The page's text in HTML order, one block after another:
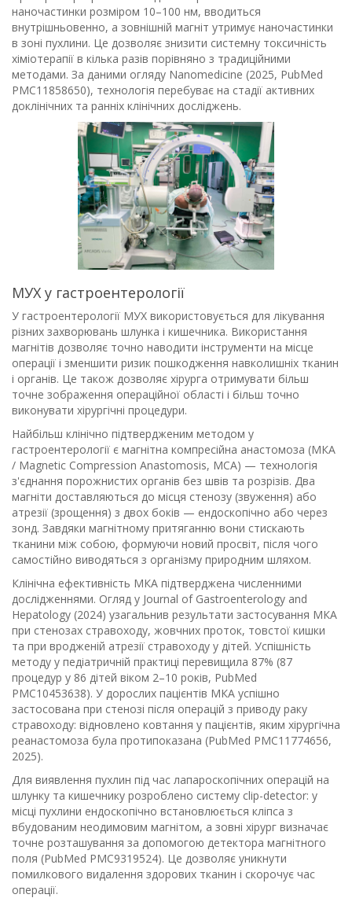
наночастинки розміром 10–100 нм, вводиться
внутрішньовенно, а зовнішній магніт утримує наночастинки
в зоні пухлини. Це дозволяє знизити системну токсичність
хіміотерапії в кілька разів порівняно з традиційними
методами. За даними огляду Nanomedicine (2025, PubMed
PMC11858650), технологія перебуває на стадії активних
доклінічних та ранніх клінічних досліджень.
МУХ у гастроентерології
У гастроентерології МУХ використовується для лікування
різних захворювань шлунка і кишечника. Використання
магнітів дозволяє точно наводити інструменти на місце
операції і зменшити ризик пошкодження навколишніх тканин
і органів. Це також дозволяє хірурга отримувати більш
точне зображення операційної області і більш точно
виконувати хірургічні процедури.
Найбільш клінічно підтвердженим методом у
гастроентерології є магнітна компресійна анастомоза (МКА
/ Magnetic Compression Anastomosis, MCA) — технологія
з'єднання порожнистих органів без швів та розрізів. Два
магніти доставляються до місця стенозу (звуження) або
атрезії (зрощення) з двох боків — ендоскопічно або через
зонд. Завдяки магнітному притяганню вони стискають
тканини між собою, формуючи новий просвіт, після чого
самостійно виводяться з організму природним шляхом.
Клінічна ефективність МКА підтверджена численними
дослідженнями. Огляд у Journal of Gastroenterology and
Hepatology (2024) узагальнив результати застосування МКА
при стенозах стравоходу, жовчних проток, товстої кишки
та при вродженій атрезії стравоходу у дітей. Успішність
методу у педіатричній практиці перевищила 87% (87
процедур у 86 дітей віком 2–10 років, PubMed
PMC10453638). У дорослих пацієнтів МКА успішно
застосована при стенозі після операцій з приводу раку
стравоходу: відновлено ковтання у пацієнтів, яким хірургічна
реанастомоза була протипоказана (PubMed PMC11774656,
2025).
Для виявлення пухлин під час лапароскопічних операцій на
шлунку та кишечнику розроблено систему clip-detector: у
місці пухлини ендоскопічно встановлюється кліпса з
вбудованим неодимовим магнітом, а зовні хірург визначає
точне розташування за допомогою детектора магнітного
поля (PubMed PMC9319524). Це дозволяє уникнути
помилкового видалення здорових тканин і скорочує час
операції.